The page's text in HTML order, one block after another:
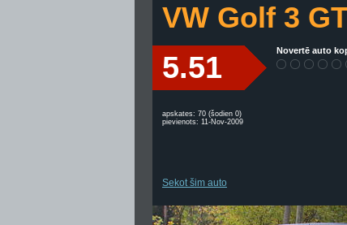
VW Golf 3
5.51 Novertē auto
apskates: 70 (šodien 0)
pievienots: 11-Nov-2009
Sekot šim auto